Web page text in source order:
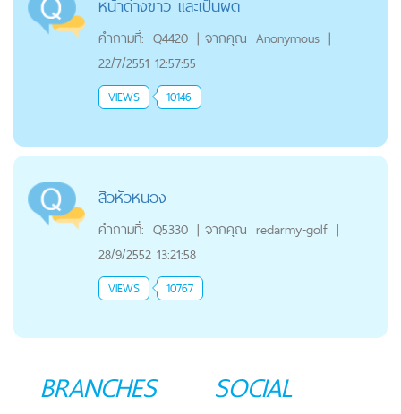
คำถามที่: Q4420 | จากคุณ Anonymous |
22/7/2551 12:57:55
VIEWS 10146
สิวหัวหนอง
คำถามที่: Q5330 | จากคุณ redarmy-golf |
28/9/2552 13:21:58
VIEWS 10767
BRANCHES
SOCIAL